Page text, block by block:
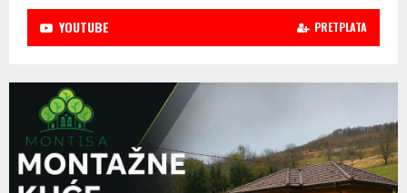
YOUTUBE PRETPLATA